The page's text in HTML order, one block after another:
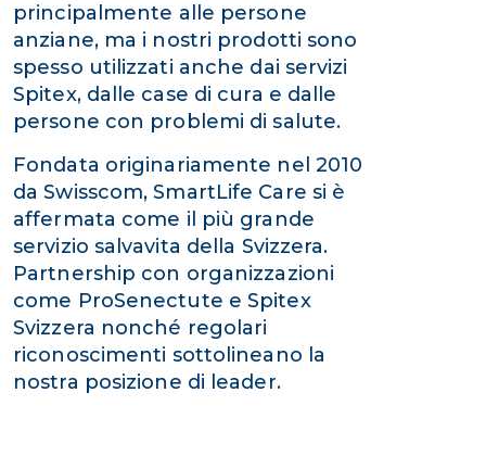
principalmente alle persone
anziane, ma i nostri prodotti sono
spesso utilizzati anche dai servizi
Spitex, dalle case di cura e dalle
persone con problemi di salute.
Fondata originariamente nel 2010
da Swisscom, SmartLife Care si è
affermata come il più grande
servizio salvavita della Svizzera.
Partnership con organizzazioni
come ProSenectute e Spitex
Svizzera nonché regolari
riconoscimenti sottolineano la
nostra posizione di leader.